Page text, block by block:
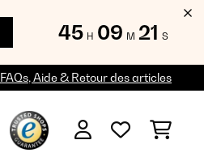
45 H 09 M 19 S
FAQs, Aide & Retour des articles